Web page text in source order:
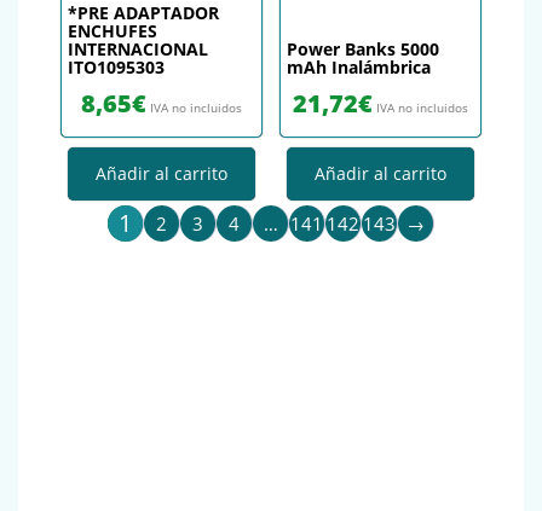
*PRE ADAPTADOR
ENCHUFES
INTERNACIONAL
ITO1095303
8,65€ IVA no incluidos
Añadir al carrito
Power Banks 5000
mAh Inalámbrica
21,72€ IVA no incluidos
Añadir al carrito
1 2 3 4 … 141142143 →